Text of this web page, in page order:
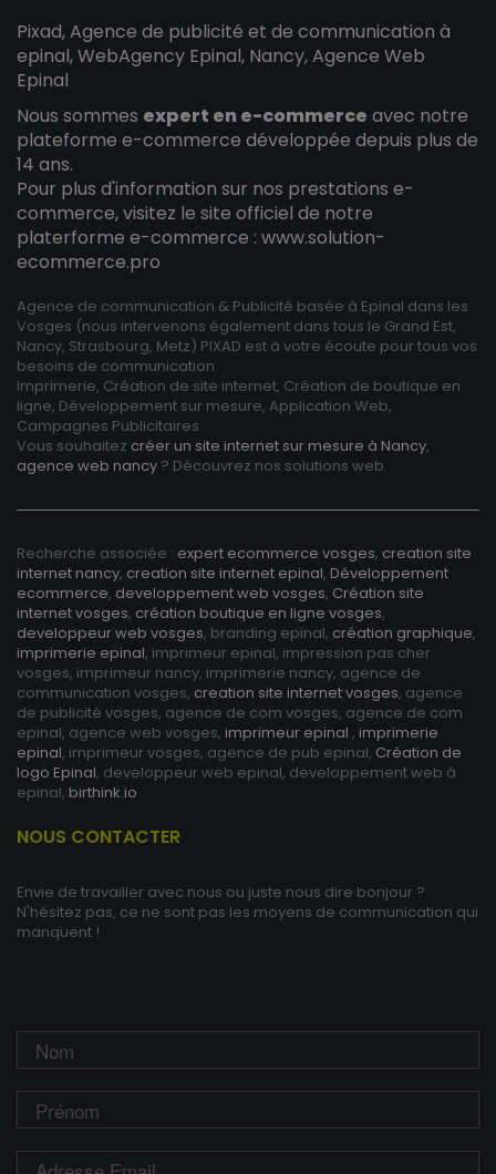
Pixad, Agence de publicité et de communication à
epinal, WebAgency Epinal, Nancy, Agence Web
Epinal
Nous sommes expert en e-commerce avec notre
plateforme e-commerce développée depuis plus de
14 ans.
Pour plus d'information sur nos prestations e-
commerce, visitez le site officiel de notre
platerforme e-commerce : www.solution-
ecommerce.pro
Agence de communication & Publicité basée à Epinal dans les
Vosges (nous intervenons également dans tous le Grand Est,
Nancy, Strasbourg, Metz) PIXAD est à votre écoute pour tous vos
besoins de communication.
Imprimerie, Création de site internet, Création de boutique en
ligne, Développement sur mesure, Application Web,
Campagnes Publicitaires.
Vous souhaitez créer un site internet sur mesure à Nancy,
agence web nancy ? Découvrez nos solutions web.
Recherche associée : expert ecommerce vosges, creation site
internet nancy, creation site internet epinal, Développement
ecommerce, developpement web vosges, Création site
internet vosges, création boutique en ligne vosges,
developpeur web vosges, branding epinal, création graphique,
imprimerie epinal, imprimeur epinal, impression pas cher
vosges, imprimeur nancy, imprimerie nancy, agence de
communication vosges, creation site internet vosges, agence
de publicité vosges, agence de com vosges, agence de com
epinal, agence web vosges, imprimeur epinal , imprimerie
epinal, imprimeur vosges, agence de pub epinal, Création de
logo Epinal, developpeur web epinal, developpement web à
epinal, birthink.io
NOUS CONTACTER
Envie de travailler avec nous ou juste nous dire bonjour ?
N'hésitez pas, ce ne sont pas les moyens de communication qui
manquent !